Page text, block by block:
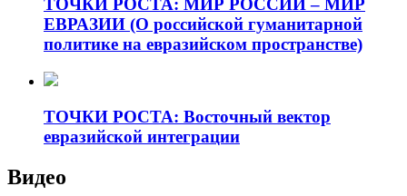
ТОЧКИ РОСТА: МИР РОССИИ – МИР
ЕВРАЗИИ (О российской гуманитарной
политике на евразийском пространстве)
ТОЧКИ РОСТА: Восточный вектор
евразийской интеграции
Видео